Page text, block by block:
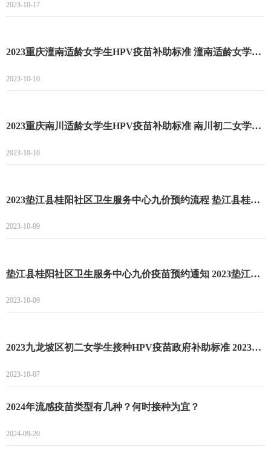
2023-10-17
2023重庆潼南适龄女学生HPV疫苗补助标准 潼南适龄女学生HPV疫苗接种补助项目
2023-10-10
2023重庆南川适龄女学生HPV疫苗补助标准 南川初二女学生接种HPV疫苗政府补助
2023-10-10
2023垫江县桂阳社区卫生服务中心九价预约流程 垫江县桂阳社区卫生服务中心九价预约最新时间
2023-10-09
垫江县桂阳社区卫生服务中心九价疫苗预约通知 2023垫江县桂阳社区卫生服务中心最新到苗消息
2023-10-09
2023九龙坡区初二女学生接种HPV疫苗政府补助标准 2023九龙坡区初二女学生接种HPV疫苗补助
2023-10-07
2024年流感疫苗类型有几种？何时接种为宜？
2024-09-20